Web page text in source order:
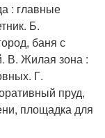
: главные
Б.
баня с
В. Жилая зона :
Г.
пруд,
площадка для